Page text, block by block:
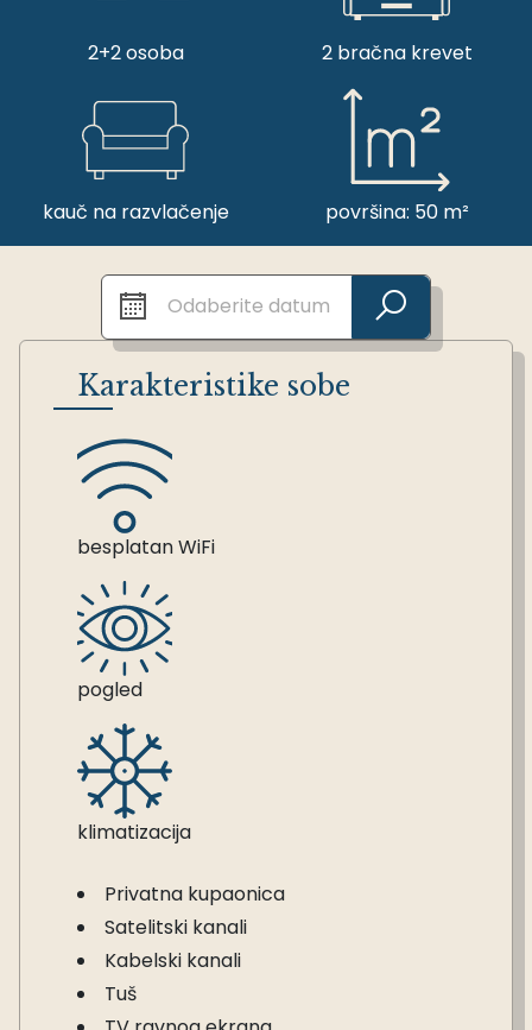
2+2 osoba 2 bračna krevet
kauč na razvlačenje površina: 50 m²
Karakteristike sobe
besplatan WiFi
pogled
klimatizacija
Privatna kupaonica
Satelitski kanali
Kabelski kanali
Tuš